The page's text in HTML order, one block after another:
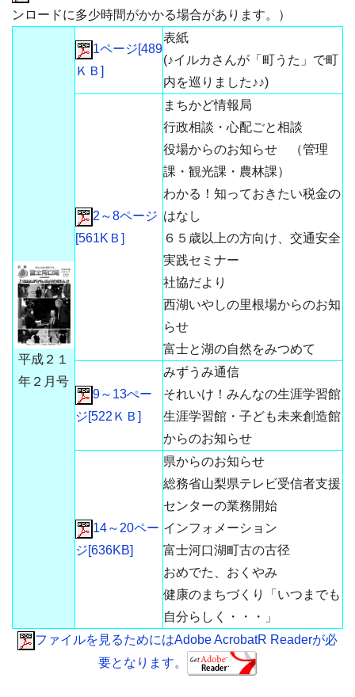
ンロードに多少時間がかかる場合があります。）
平成２１
年２月号
1ページ[489
ＫＢ]
表紙
(♪イルカさんが「町うた」で町
内を巡りました♪♪)
2～8ページ
[561KＢ]
まちかど情報局
行政相談・心配ごと相談
役場からのお知らせ （管理
課・観光課・農林課）
わかる！知っておきたい税金の
はなし
６５歳以上の方向け、交通安全
実践セミナー
社協だより
西湖いやしの里根場からのお知
らせ
富士と湖の自然をみつめて
9～13ぺー
ジ[522ＫＢ]
みずうみ通信
それいけ！みんなの生涯学習館
生涯学習館・子ども未来創造館
からのお知らせ
14～20ペー
ジ[636KB]
県からのお知らせ
総務省山梨県テレビ受信者支援
センターの業務開始
インフォメーション
富士河口湖町古の古径
おめでた、おくやみ
健康のまちづくり「いつまでも
自分らしく・・・」
ファイルを見るためにはAdobe AcrobatR Readerが必
要となります。